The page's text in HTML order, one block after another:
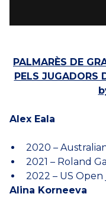
PALMARÈS DE
PELS JUGADORS
Alex Eala
2020 –
2021 – Roland
2022 – US
Alina Korneeva